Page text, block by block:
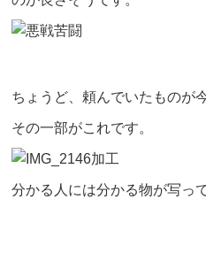
ちょうど、頼んでいたものが
その一部がこれです。
分かる人には分かる物が写っ